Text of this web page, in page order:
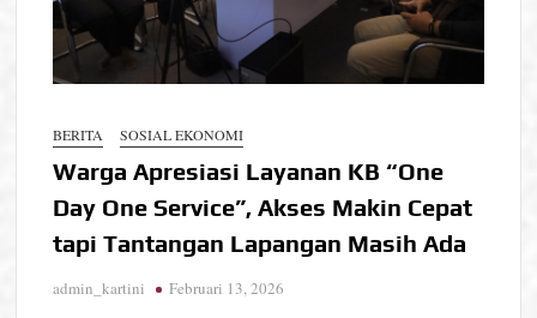
BERITA SOSIAL EKONOMI
Warga Apresiasi Layanan KB “One
Day One Service”, Akses Makin Cepat
tapi Tantangan Lapangan Masih Ada
admin_kartini Februari 13, 2026